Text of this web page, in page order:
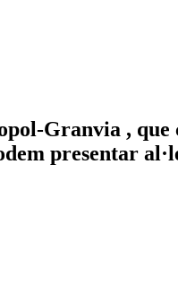
Granvia ,
presentar